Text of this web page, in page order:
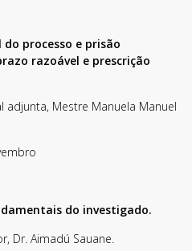
processo e prisão
razoável e prescrição
adjunta, Mestre Manuela Manuel
do investigado.
Dr. Aimadú Sauane.